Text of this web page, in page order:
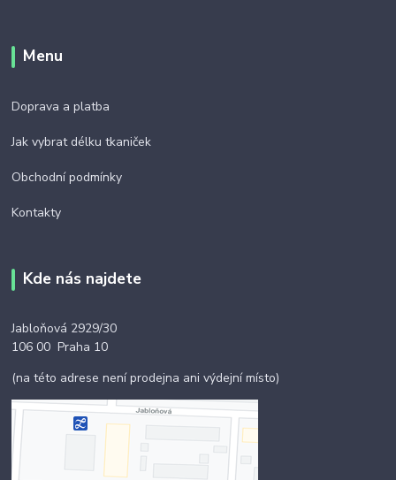
Menu
Doprava a platba
Jak vybrat délku tkaniček
Obchodní podmínky
Kontakty
Kde nás najdete
Jabloňová 2929/30
106 00 Praha 10
(na této adrese není prodejna ani výdejní místo)